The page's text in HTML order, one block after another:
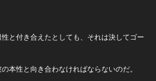
と付き合えたとしても、それは決してゴー
本性と向き合わなければならないのだ。